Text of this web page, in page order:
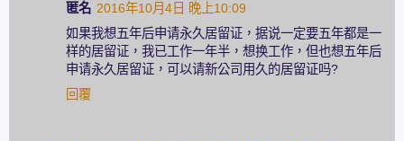
匿名 2016年10月4日 晚上10:09
如果我想五年后申请永久居留证，据说一定要五年都是一
样的居留证，我已工作一年半，想换工作，但也想五年后
申请永久居留证，可以请新公司用久的居留证吗?
回覆